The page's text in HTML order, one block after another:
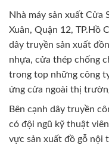
Nhà máy sản xuất Cửa
Xuân, Quận 12, TP.Hồ
dây truyền sản xuất
nhựa, cửa thép chống
trong top những công
ứng cửa ngoài thị
Bên cạnh dây truyền
có đội ngũ kỹ thuật
vực sản xuất đồ gỗ nội